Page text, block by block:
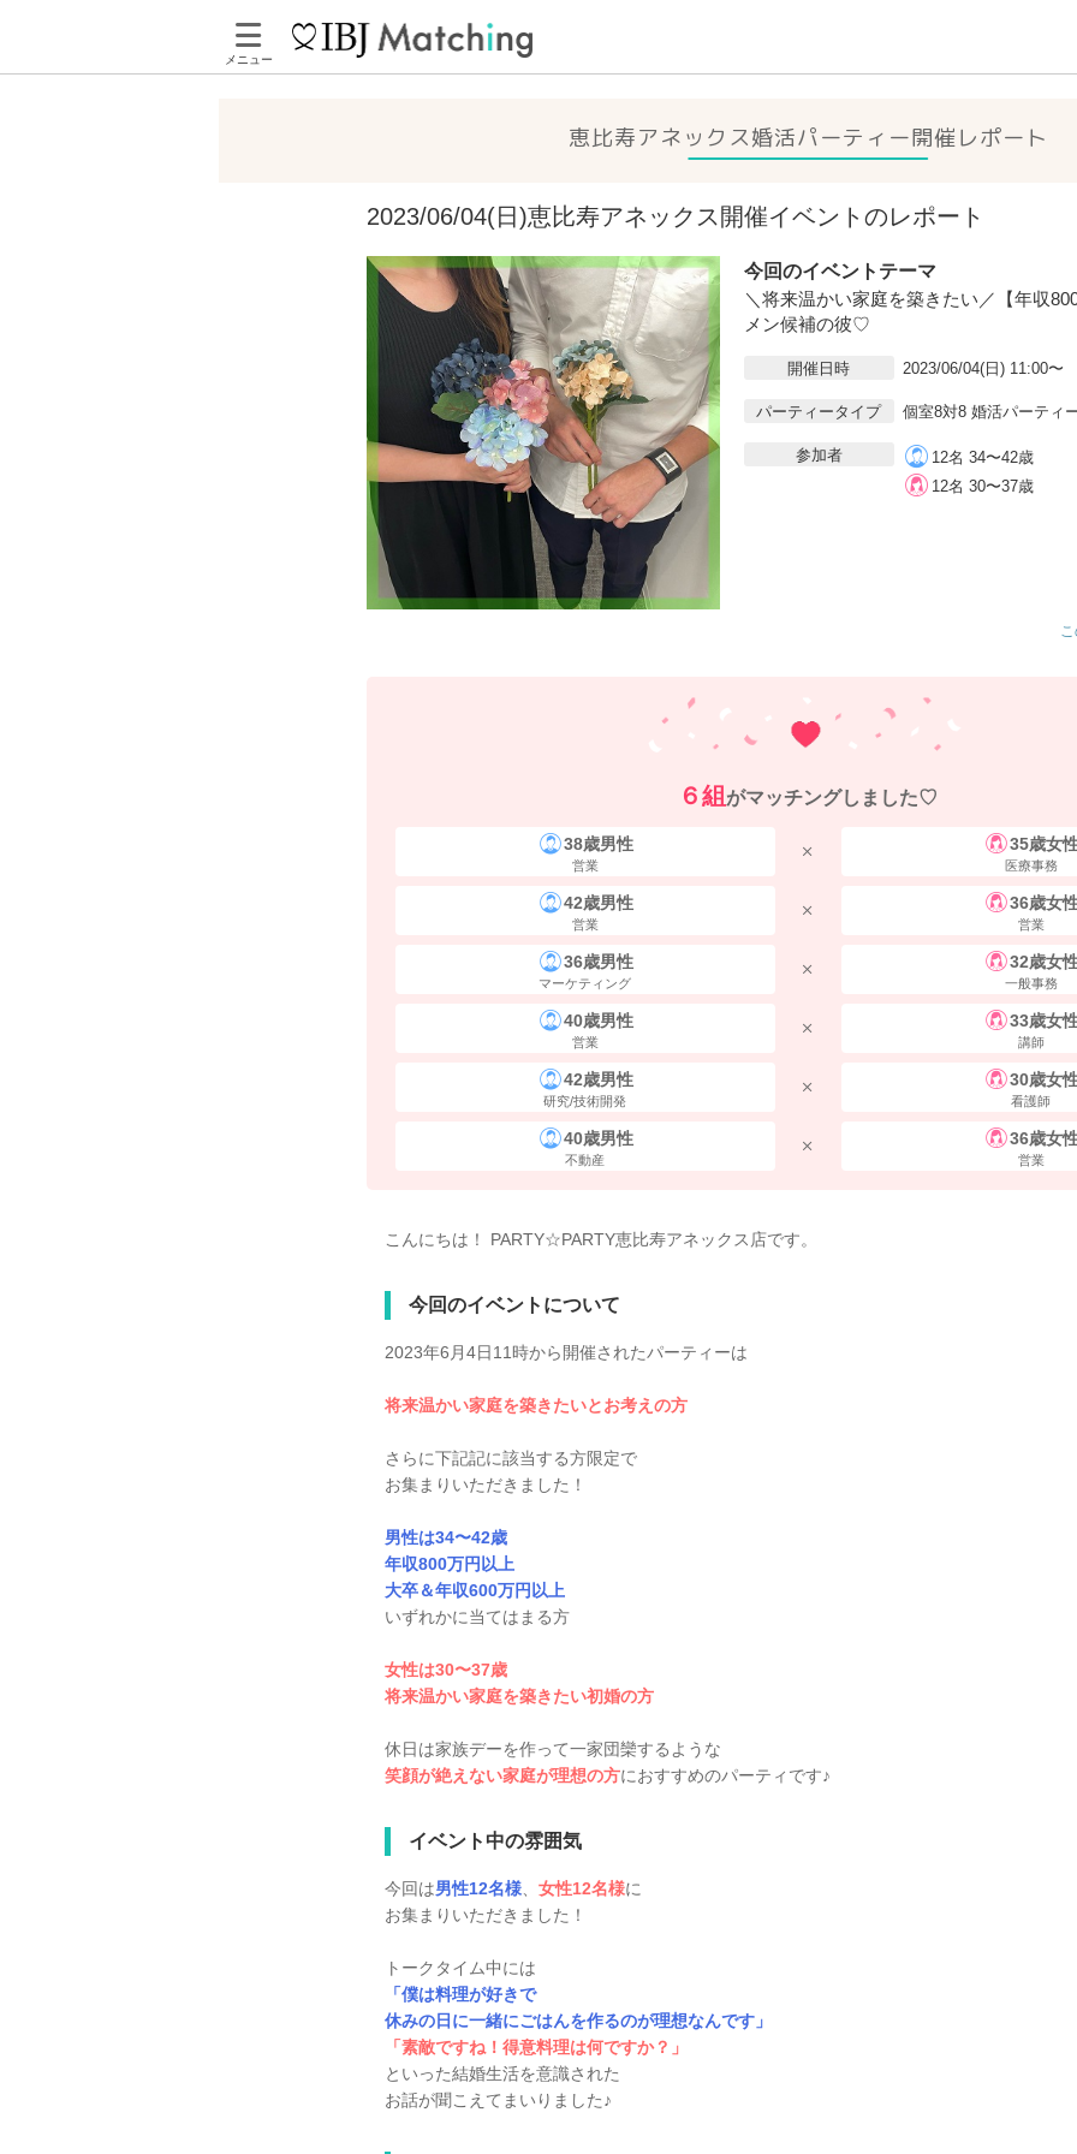
メニュー
恵比寿アネックス婚活パーティー開催レポート
2023/06/04(日)恵比寿アネックス開催イベントのレポート
今回のイベントテーマ
＼将来温かい家庭を築きたい／【年収
メン候補の彼♡
開催日時 2023/06/04(日) 11:00〜
パーティータイプ 個室8対8 婚活パーティ
参加者
12名 34〜42歳
12名 30〜37歳
６組 がマッチングしました♡
38歳男性
営業
35歳女
医療事務
42歳男性
営業
36歳女
営業
36歳男性
マーケティング
32歳女
一般事務
40歳男性
営業
33歳女
講師
42歳男性
研究/技術開発
30歳女
看護師
40歳男性
不動産
36歳女
営業
こんにちは！ PARTY☆PARTY恵比寿アネックス店です。
今回のイベントについて
2023年6月4日11時から開催されたパーティーは
将来温かい家庭を築きたいとお考えの方
さらに下記記に該当する方限定で
お集まりいただきました！
男性は34〜42歳
年収800万円以上
大卒＆年収600万円以上
いずれかに当てはまる方
女性は30〜37歳
将来温かい家庭を築きたい初婚の方
休日は家族デーを作って一家団欒するような
笑顔が絶えない家庭が理想の方におすすめのパーティです♪
イベント中の雰囲気
今回は男性12名様、 女性12名様に
お集まりいただきました！
トークタイム中には
「僕は料理が好きで
休みの日に一緒にごはんを作るのが理想なんです」
「素敵ですね！得意料理は何ですか？」
といった結婚生活を意識された
お話が聞こえてまいりました♪